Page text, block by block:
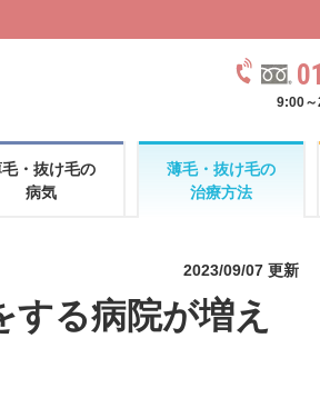
9:00～
・抜け毛の
病気
薄毛・抜け毛の
治療方法
する病院が増え
2023/09/07 更新